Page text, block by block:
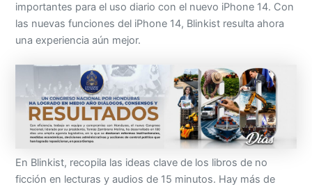
importantes para el uso diario con el nuevo iPhone 14. Con
las nuevas funciones del iPhone 14, Blinkist resulta ahora
una experiencia aún mejor.
En Blinkist, recopila las ideas clave de los libros de no
ficción en lecturas y audios de 15 minutos. Hay más de